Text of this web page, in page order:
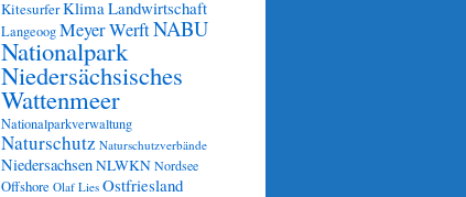
KitesurferKlimaLandwirtschaft
LangeoogMeyer WerftNABU
Nationalpark
Niedersächsisches
Wattenmeer
Nationalparkverwaltung
Naturschutz Naturschutzverbände
NiedersachsenNLWKNNordsee
Offshore Olaf Lies Ostfriesland